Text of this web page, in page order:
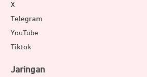
X
Telegram
YouTube
Tiktok
Jaringan